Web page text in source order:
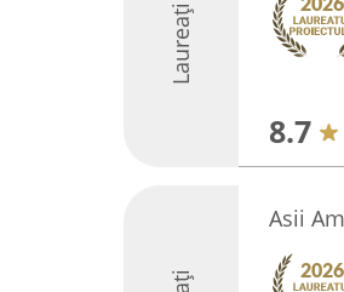
Laureați
8.7
Asii